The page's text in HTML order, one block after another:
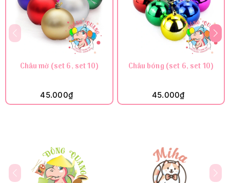
Châu mờ (set 6, set 10)
45.000₫
Châu bóng (set 6, set 10)
45.000₫